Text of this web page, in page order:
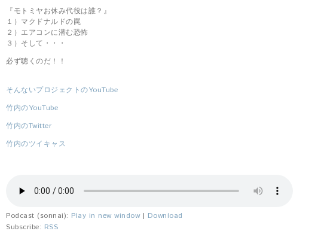
『モトミヤお休み代役は誰？』
１）マクドナルドの罠
２）エアコンに潜む恐怖
３）そして・・・
必ず聴くのだ！！
そんないプロジェクトのYouTube
竹内のYouTube
竹内のTwitter
竹内のツイキャス
Podcast (sonnai): Play in new window| Download
Subscribe: RSS